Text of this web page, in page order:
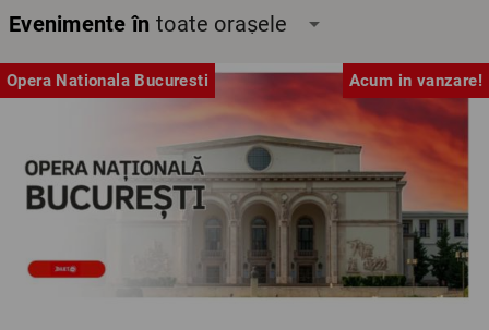
Evenimente în toate orașele arrow_drop_down
Opera Nationala Bucuresti Acum in vanzare!